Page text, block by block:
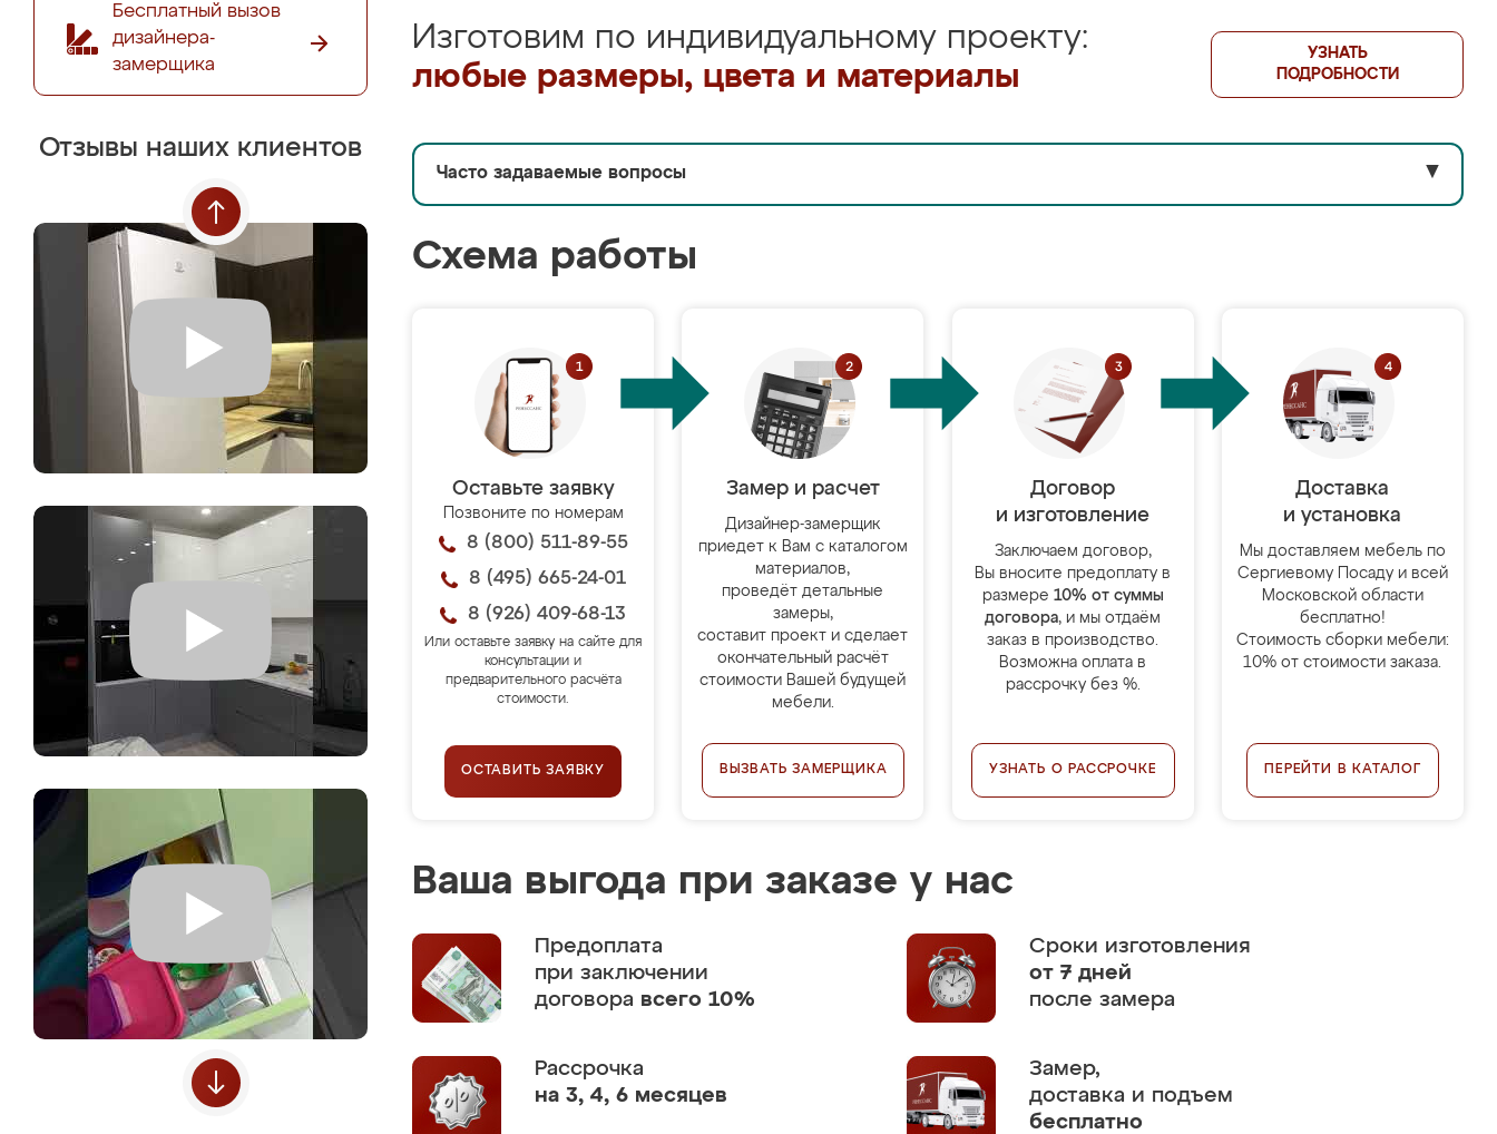
Бесплатный вызов
дизайнера-
замерщика
Отзывы наших клиентов
Изготовим по индивидуальному проекту:
любые размеры, цвета и материалы
УЗНАТЬ
ПОДРОБНОСТИ
Часто задаваемые вопросы ▼
Схема работы
Оставьте заявку
Позвоните по номерам
8 (800) 511-89-55
8 (495) 665-24-01
8 (926) 409-68-13
Или оставьте заявку на сайте для
консультации и
предварительного расчёта
стоимости.
ОСТАВИТЬ ЗАЯВКУ
Замер и расчет
Дизайнер-замерщик
приедет к Вам с каталогом
материалов,
проведёт детальные
замеры,
составит проект и сделает
окончательный расчёт
стоимости Вашей будущей
мебели.
ВЫЗВАТЬ ЗАМЕРЩИКА
Договор
и изготовление
Заключаем договор,
Вы вносите предоплату в
размере 10% от суммы
договора, и мы отдаём
заказ в производство.
Возможна оплата в
рассрочку без %.
УЗНАТЬ О РАССРОЧКЕ
Доставка
и установка
Мы доставляем мебель по
Сергиевому Посаду и всей
Московской области
бесплатно!
Стоимость сборки мебели:
10% от стоимости заказа.
ПЕРЕЙТИ В КАТАЛОГ
Ваша выгода при заказе у нас
Предоплата
при заключении
договора всего 10%
Сроки изготовления
от 7 дней
после замера
Рассрочка
на 3, 4, 6 месяцев
Замер,
доставка и подъем
бесплатно